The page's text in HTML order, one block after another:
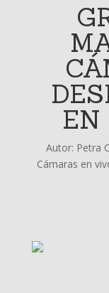
Autor: Petra
Cámaras en